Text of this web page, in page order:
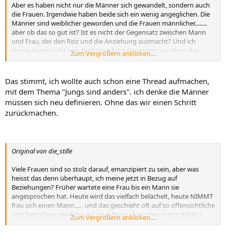
Aber es haben nicht nur die Männer sich gewandelt, sondern auch
die Frauen. Irgendwie haben beide sich ein wenig angeglichen. Die
Männer sind weiblicher geworden und die Frauen männlicher........
aber ob das so gut ist? Ist es nicht der Gegensatz zwischen Mann
und Frau, der den Reiz und die Anziehung ausmacht? Und ich
meine damit nicht nur der körperliche Gegensatz, sondern das
ganze Wesen.
Zum Vergrößern anklicken....
Das stimmt, ich wollte auch schon eine Thread aufmachen,
mit dem Thema "Jungs sind anders". ich denke die Männer
müssen sich neu definieren. Ohne das wir einen Schritt
zurückmachen.
Original von die_stille
Viele Frauen sind so stolz darauf, emanzipiert zu sein, aber was
heisst das denn überhaupt, ich meine jetzt in Bezug auf
Beziehungen? Früher wartete eine Frau bis ein Mann sie
angesprochen hat. Heute wird das vielfach belächelt, heute NIMMT
frau sich einen Mann...... und das geschieht oft auf so offensichtliche
und fast schon peinliche Art und Weise, dass man richtig Mitleid
haben könnte. Beißt er an, geht es schnurstracks ins Bett,
Zum Vergrößern anklicken....